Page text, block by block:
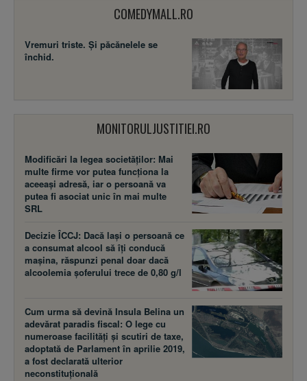
COMEDYMALL.RO
Vremuri triste. Şi păcănelele se
închid.
MONITORULJUSTITIEI.RO
Modificări la legea societăţilor: Mai
multe firme vor putea funcţiona la
aceeaşi adresă, iar o persoană va
putea fi asociat unic în mai multe
SRL
Decizie ÎCCJ: Dacă laşi o persoană ce
a consumat alcool să îţi conducă
maşina, răspunzi penal doar dacă
alcoolemia şoferului trece de 0,80 g/l
Cum urma să devină Insula Belina un
adevărat paradis fiscal: O lege cu
numeroase facilităţi şi scutiri de taxe,
adoptată de Parlament în aprilie 2019,
a fost declarată ulterior
neconstituţională